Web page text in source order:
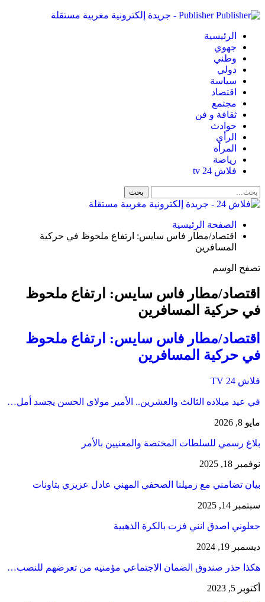
Publisher - جريدة إلكترونية مغربية مستقلة
الرئيسية
جهوي
وطني
دولي
سياسة
اقتصاد
مجتمع
ثقافة و فن
حوادث
الرأي
المرأة
رياضة
فلاش 24 tv
الصفحة الرئيسية
اقتصاد/مطار فاس سايس: ارتفاع ملحوظ في حركية
المسافرين
تصفح الوسم
اقتصاد/مطار فاس سايس: ارتفاع ملحوظ
في حركية المسافرين
اقتصاد/مطار فاس سايس: ارتفاع ملحوظ
في حركية المسافرين
فلاش 24 TV
في عيد ميلاده الثالث والعشرين.. الأمير مولاي الحسن يجسد أمل…
مايو 8, 2026
بلاغ رسمي للسلطات المختصة والمعنيين بالأمر
نوفمبر 18, 2025
بيان تضامني مع زميلنا الصحفي المهني عادل عزيزي بتاونات
سبتمبر 14, 2025
جعلوني اصدق انني فزت بالكرة الذهبية
ديسمبر 19, 2024
هكذا حذر صندوق الضمان الاجتماعي مؤمنيه من تعرضهم للنصب…
أكتوبر 5, 2023